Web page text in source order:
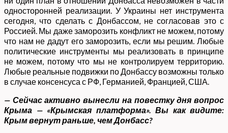
односторонней реализации. У Украины нет инструмента
сегодня, что сделать с Донбассом, не согласовав это с
Россией. Мы даже заморозить конфликт не можем, потому
что нам не дадут его заморозить, если мы решим. Любые
политические инструменты мы реализовать в принципе
не можем, потому что мы не контролируем территорию.
Любые реальные подвижки по Донбассу возможны только
в случае консенсуса с РФ, Германией, Францией, США.
— Сейчас активно вынесли на повестку дня вопрос
Крыма — «Крымская платформа». Вы как видите:
Крым вернут раньше, чем Донбасс?